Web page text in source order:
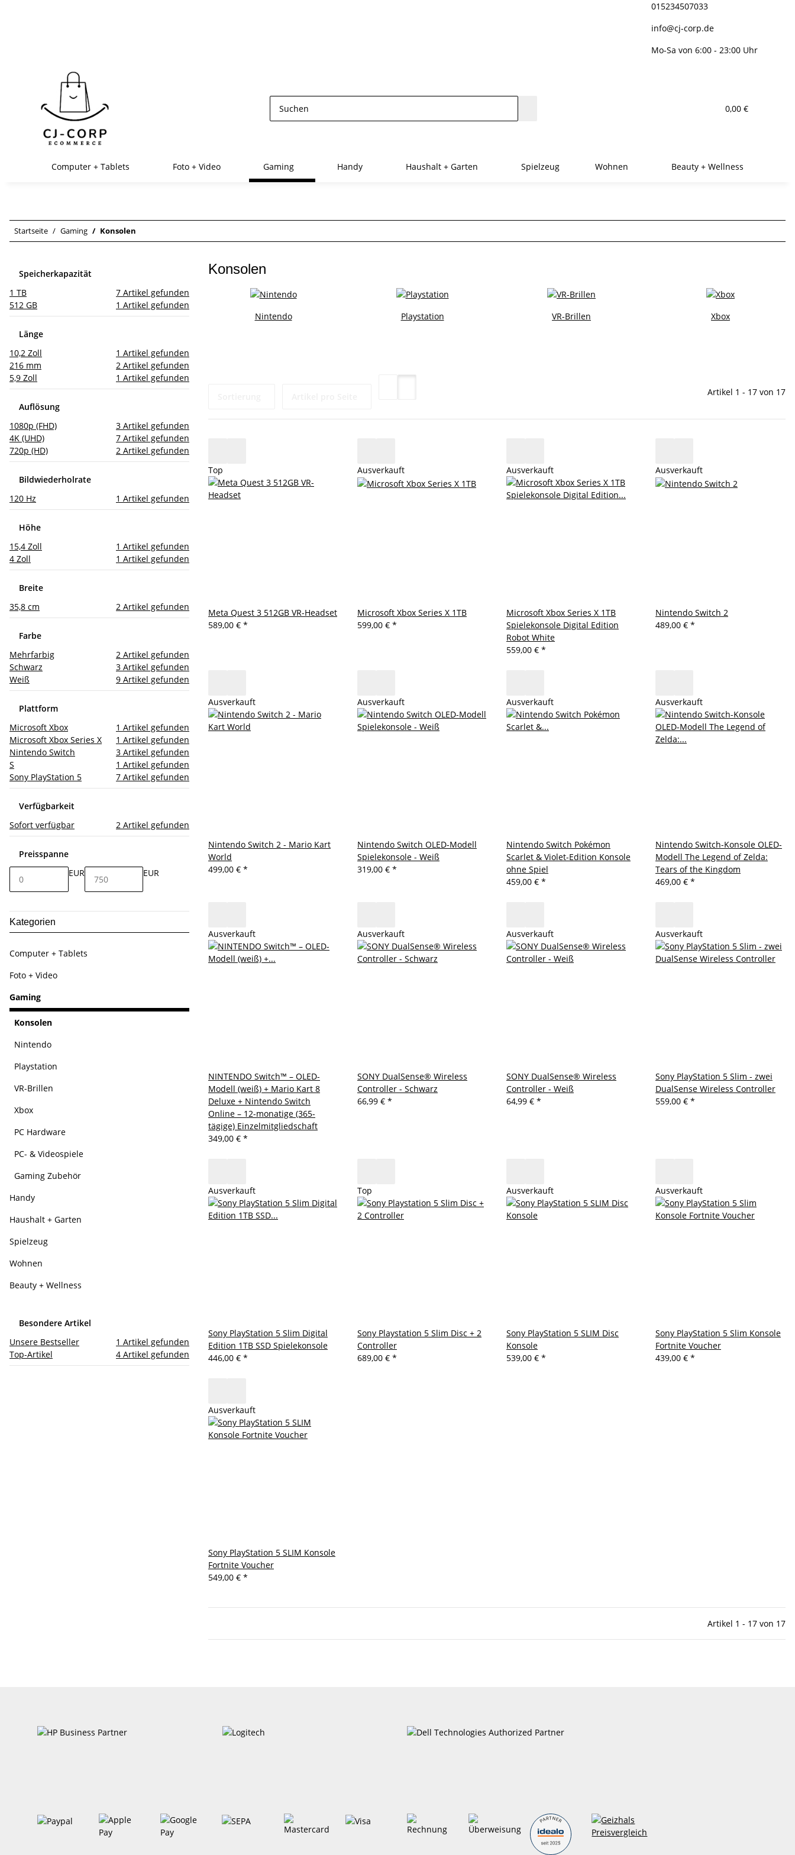
015234507033
info@cj-corp.de
Mo-Sa von 6:00 - 23:00 Uhr
0,00 €
Computer + Tablets Foto + Video Gaming Handy Haushalt + Garten Spielzeug Wohnen Beauty + Wellness
Startseite Gaming Konsolen
Konsolen
Nintendo Playstation VR-Brillen Xbox
Artikel 1 - 17 von 17
Top
Meta Quest 3 512GB VR-Headset
589,00 € *
Ausverkauft
Microsoft Xbox Series X 1TB
599,00 € *
Ausverkauft
Microsoft Xbox Series X 1TB
Spielekonsole Digital Edition
Robot White
559,00 € *
Ausverkauft
Nintendo Switch 2
489,00 € *
Ausverkauft
Nintendo Switch 2 - Mario Kart
World
499,00 € *
Ausverkauft
Nintendo Switch OLED-Modell
Spielekonsole - Weiß
319,00 € *
Ausverkauft
Nintendo Switch Pokémon
Scarlet & Violet-Edition Konsole
ohne Spiel
459,00 € *
Ausverkauft
Nintendo Switch-Konsole OLED-
Modell The Legend of Zelda:
Tears of the Kingdom
469,00 € *
Ausverkauft
NINTENDO Switch™ – OLED-
Modell (weiß) + Mario Kart 8
Deluxe + Nintendo Switch
Online – 12-monatige (365-
tägige) Einzelmitgliedschaft
349,00 € *
Ausverkauft
SONY DualSense® Wireless
Controller - Schwarz
66,99 € *
Ausverkauft
SONY DualSense® Wireless
Controller - Weiß
64,99 € *
Ausverkauft
Sony PlayStation 5 Slim - zwei
DualSense Wireless Controller
559,00 € *
Ausverkauft
Sony PlayStation 5 Slim Digital
Edition 1TB SSD Spielekonsole
446,00 € *
Top
Sony Playstation 5 Slim Disc + 2
Controller
689,00 € *
Ausverkauft
Sony PlayStation 5 SLIM Disc
Konsole
539,00 € *
Ausverkauft
Sony PlayStation 5 Slim Konsole
Fortnite Voucher
439,00 € *
Ausverkauft
Sony PlayStation 5 SLIM Konsole
Fortnite Voucher
549,00 € *
Artikel 1 - 17 von 17
Speicherkapazität
1 TB
7 Artikel gefunden
512 GB
1 Artikel gefunden
Länge
10,2 Zoll
1 Artikel gefunden
216 mm
2 Artikel gefunden
5,9 Zoll
1 Artikel gefunden
Auflösung
1080p (FHD)
3 Artikel gefunden
4K (UHD)
7 Artikel gefunden
720p (HD)
2 Artikel gefunden
Bildwiederholrate
120 Hz
1 Artikel gefunden
Höhe
15,4 Zoll
1 Artikel gefunden
4 Zoll
1 Artikel gefunden
Breite
35,8 cm
2 Artikel gefunden
Farbe
Mehrfarbig
2 Artikel gefunden
Schwarz
3 Artikel gefunden
Weiß
9 Artikel gefunden
Plattform
Microsoft Xbox
1 Artikel gefunden
Microsoft Xbox Series X
1 Artikel gefunden
Nintendo Switch
3 Artikel gefunden
S
1 Artikel gefunden
Sony PlayStation 5
7 Artikel gefunden
Verfügbarkeit
Sofort verfügbar
2 Artikel gefunden
Preisspanne
EUR
EUR
Kategorien
Computer + Tablets
Foto + Video
Gaming
Konsolen
Nintendo
Playstation
VR-Brillen
Xbox
PC Hardware
PC- & Videospiele
Gaming Zubehör
Handy
Haushalt + Garten
Spielzeug
Wohnen
Beauty + Wellness
Besondere Artikel
Unsere Bestseller
1 Artikel gefunden
Top-Artikel
4 Artikel gefunden